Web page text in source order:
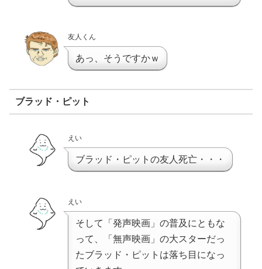
友人くん
あっ、そうですかｗ
ブラッド・ピット
えい
ブラッド・ピットの友人死亡・・・
えい
そして「発声映画」の普及にともな
って、「無声映画」の大スターだっ
たブラッド・ピットは落ち目になっ